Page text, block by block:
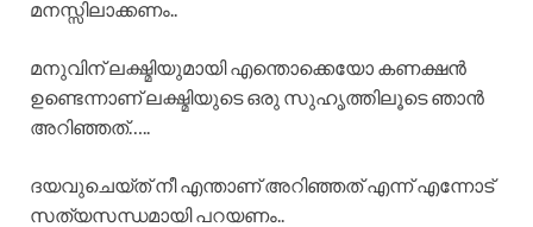
മനസ്സിലാക്കണം..
മനുവിന് ലക്ഷ്മിയുമായി എന്തൊക്കെയോ കണക്ഷൻ
ഉണ്ടെന്നാണ് ലക്ഷ്മിയുടെ ഒരു സുഹൃത്തിലൂടെ ഞാൻ
അറിഞ്ഞത്…..
ദയവുചെയ്ത് നീ എന്താണ് അറിഞ്ഞത് എന്ന് എന്നോട്
സത്യസന്ധമായി പറയണം..